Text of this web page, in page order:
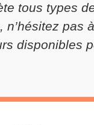
tous types
disponibles